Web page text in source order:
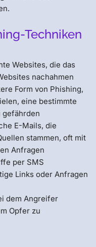
Techniken
Websites, die das
nachahmen
Form von Phishing,
eine bestimmte
gefährden
E-Mails, die
stammen, oft mit
Anfragen
per SMS
Links oder Anfragen
dem Angreifer
Opfer zu